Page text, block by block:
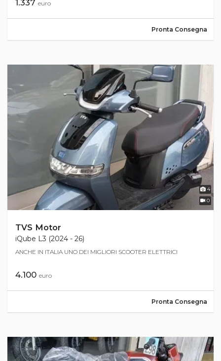
1.337 euro
Pronta Consegna
4
0
TVS Motor
iQube L3 (2024 - 26)
ANCHE IN ITALIA UNO DEI MIGLIORI SCOOTER ELETTRICI
4.100 euro
Pronta Consegna